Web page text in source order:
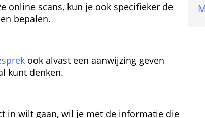
online scans, kun je ook specifieker de
bepalen.
ook alvast een aanwijzing geven
kunt denken.
in wilt gaan, wil je met de informatie die